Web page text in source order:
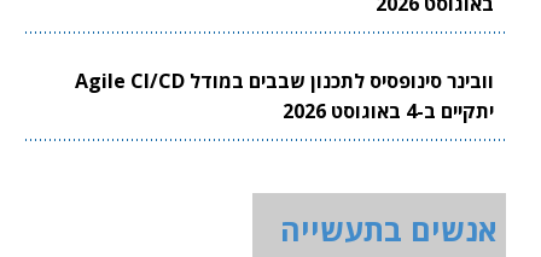
וובינר סינופסיס לתכנון שבבים במודל Agile CI/CD
יתקיים ב-4 באוגוסט 2026
אנשים בתעשייה